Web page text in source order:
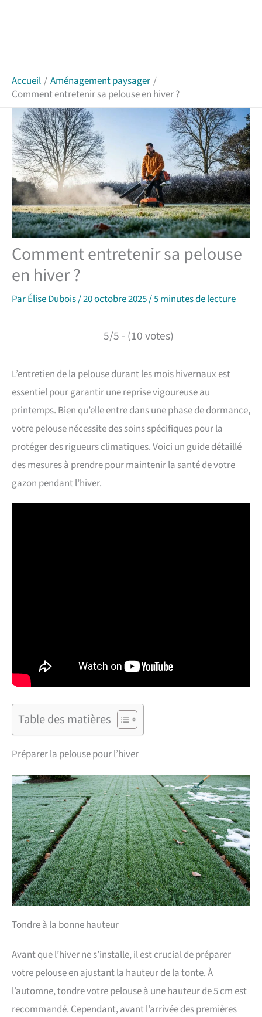
Accueil
Aménagement paysager
Comment entretenir sa pelouse en hiver ?
Comment entretenir sa pelouse
en hiver ?
ParÉlise Dubois/20 octobre 2025/5 minutes de lecture
5/5 - (10 votes)
L’entretien de la pelouse durant les mois hivernaux est
essentiel pour garantir une reprise vigoureuse au
printemps. Bien qu’elle entre dans une phase de dormance,
votre pelouse nécessite des soins spécifiques pour la
protéger des rigueurs climatiques. Voici un guide détaillé
des mesures à prendre pour maintenir la santé de votre
gazon pendant l’hiver.
Table des matières
Préparer la pelouse pour l’hiver
Tondre à la bonne hauteur
Avant que l’hiver ne s’installe, il est crucial de préparer
votre pelouse en ajustant la hauteur de la tonte. À
l’automne, tondre votre pelouse à une hauteur de 5 cm est
recommandé. Cependant, avant l’arrivée des premières